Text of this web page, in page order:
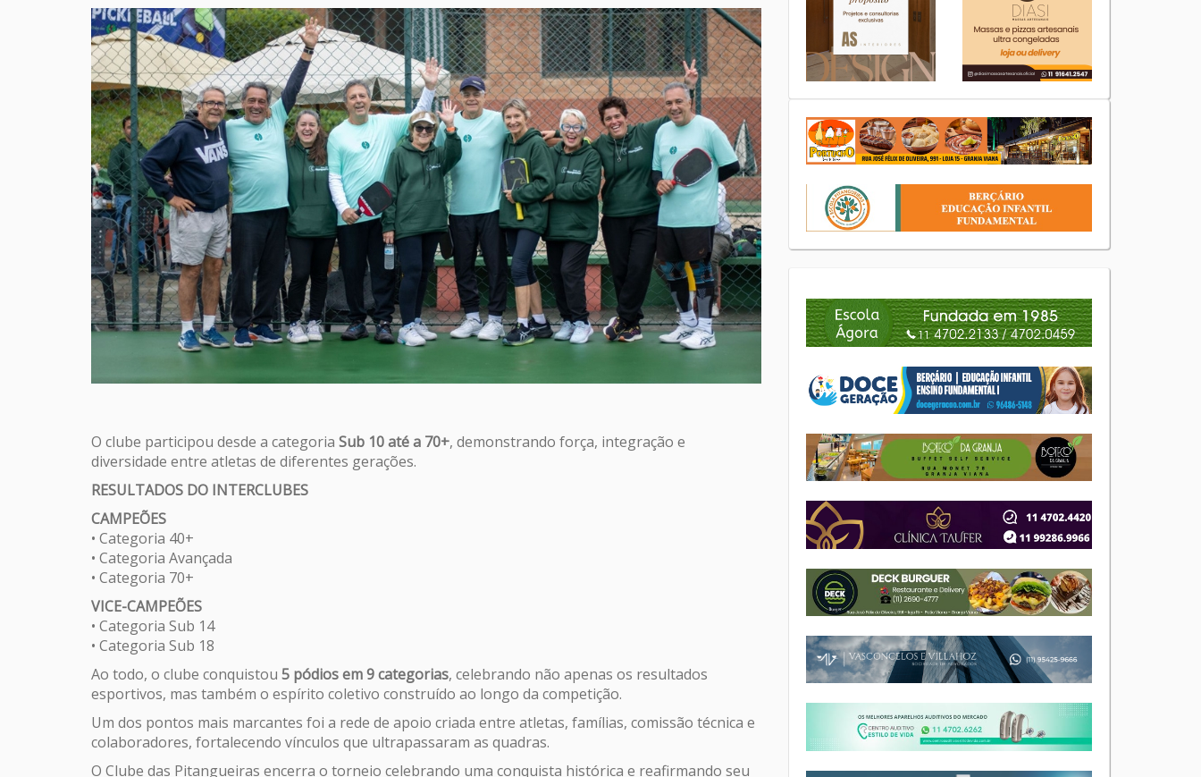
O clube participou desde a categoria Sub 10 até a 70+, demonstrando força, integração e
diversidade entre atletas de diferentes gerações.
RESULTADOS DO INTERCLUBES
CAMPEÕES
• Categoria 40+
• Categoria Avançada
• Categoria 70+
VICE-CAMPEÕES
• Categoria Sub 14
• Categoria Sub 18
Ao todo, o clube conquistou 5 pódios em 9 categorias, celebrando não apenas os resultados
esportivos, mas também o espírito coletivo construído ao longo da competição.
Um dos pontos mais marcantes foi a rede de apoio criada entre atletas, famílias, comissão técnica e
colaboradores, fortalecendo vínculos que ultrapassaram as quadras.
O Clube das Pitangueiras encerra o torneio celebrando uma conquista histórica e reafirmando seu